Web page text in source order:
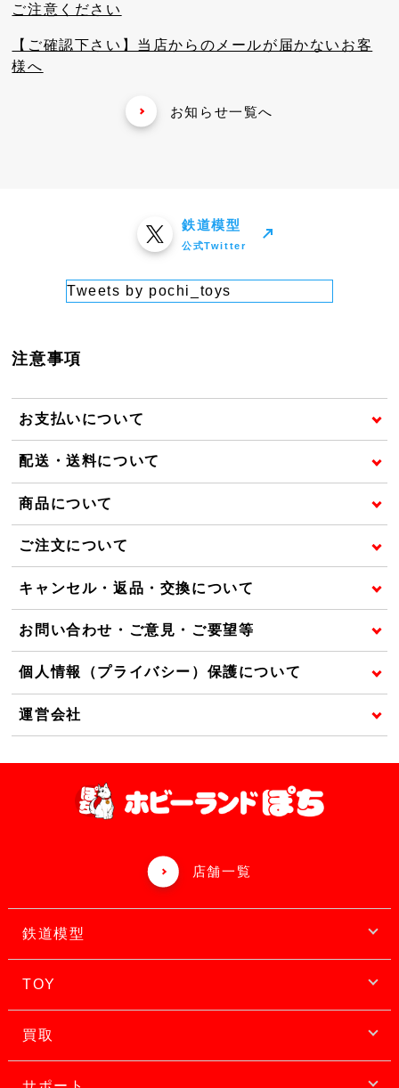
ご注意ください
【ご確認下さい】当店からのメールが届かないお客
様へ
お知らせ一覧へ
鉄道模型
公式Twitter
Tweets by pochi_toys
注意事項
お支払いについて
配送・送料について
商品について
ご注文について
キャンセル・返品・交換について
お問い合わせ・ご意見・ご要望等
個人情報（プライバシー）保護について
運営会社
店舗一覧
鉄道模型
TOY
買取